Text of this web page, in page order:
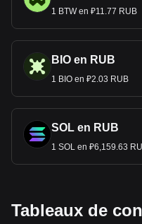
1 BTW en ₽11.77 RUB
BIO en RUB
1 BIO en ₽2.03 RUB
SOL en RUB
1 SOL en ₽6,159.63
Tableaux de